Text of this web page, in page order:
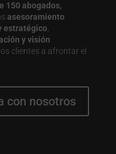
150 abogados,
asesoramiento
estratégico
y visión
clientes a afrontar el
con nosotros